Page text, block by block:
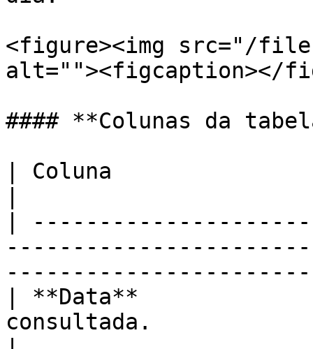
<figure><img src="/files/
alt=""><figcaption></
#### **Colunas da
| Coluna
|
| **Data**
consultada.